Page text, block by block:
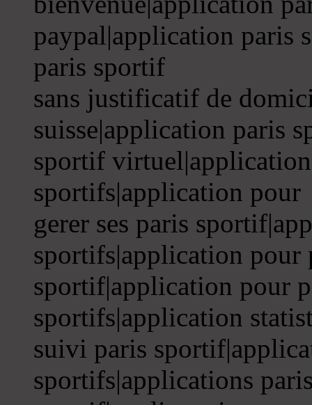
paypal|application paris
paris sportif
sans justificatif de
suisse|application paris
sportif
sportifs|application pour
gerer ses paris
sportifs|application
sportif|application pour
sportifs|application
suivi paris
sportifs|applications